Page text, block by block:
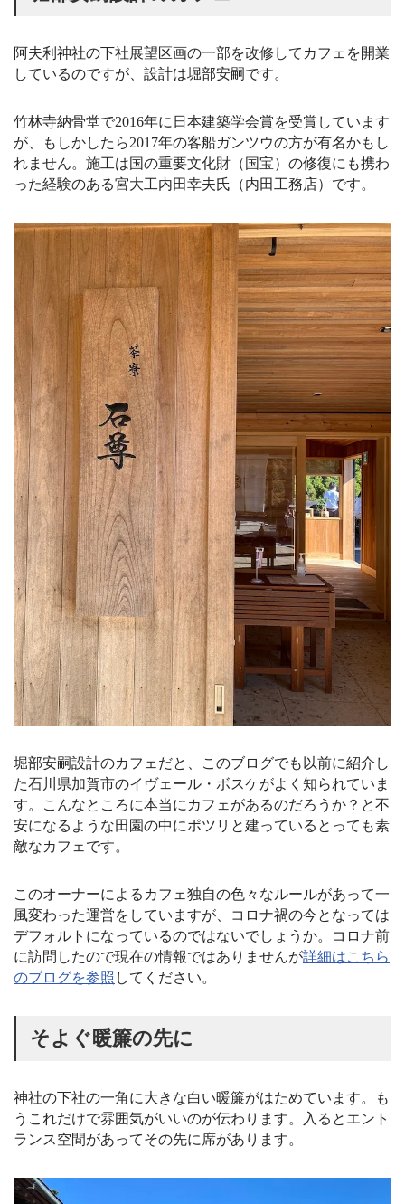
阿夫利神社の下社展望区画の一部を改修してカフェを開業
しているのですが、設計は堀部安嗣です。
竹林寺納骨堂で2016年に日本建築学会賞を受賞しています
が、もしかしたら2017年の客船ガンツウの方が有名かもし
れません。施工は国の重要文化財（国宝）の修復にも携わ
った経験のある宮大工内田幸夫氏（内田工務店）です。
堀部安嗣設計のカフェだと、このブログでも以前に紹介し
た石川県加賀市のイヴェール・ボスケがよく知られていま
す。こんなところに本当にカフェがあるのだろうか？と不
安になるような田園の中にポツリと建っているとっても素
敵なカフェです。
このオーナーによるカフェ独自の色々なルールがあって一
風変わった運営をしていますが、コロナ禍の今となっては
デフォルトになっているのではないでしょうか。コロナ前
に訪問したので現在の情報ではありませんが詳細はこちら
のブログを参照 してください。
そよぐ暖簾の先に
神社の下社の一角に大きな白い暖簾がはためています。も
うこれだけで雰囲気がいいのが伝わります。入るとエント
ランス空間があってその先に席があります。